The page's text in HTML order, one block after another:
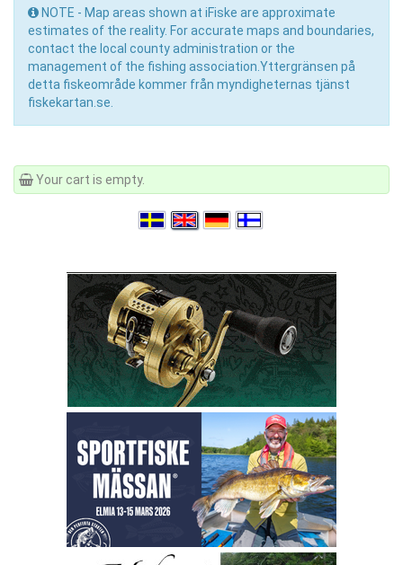
NOTE - Map areas shown at iFiske are approximate
estimates of the reality. For accurate maps and boundaries,
contact the local county administration or the
management of the fishing association.Yttergränsen på
detta fiskeområde kommer från myndigheternas tjänst
fiskekartan.se.
Your cart is empty.